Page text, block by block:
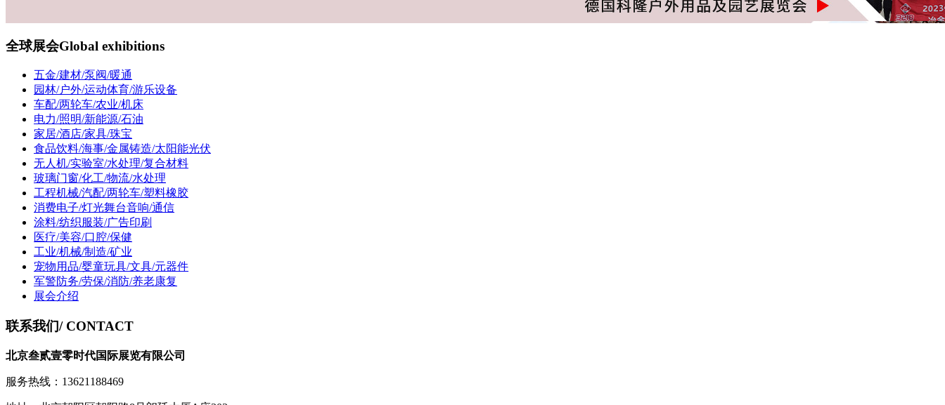
全球展会Global exhibitions
五金/建材/泵阀/暖通
园林/户外/运动体育/游乐设备
车配/两轮车/农业/机床
电力/照明/新能源/石油
家居/酒店/家具/珠宝
食品饮料/海事/金属铸造/太阳能光伏
无人机/实验室/水处理/复合材料
玻璃门窗/化工/物流/水处理
工程机械/汽配/两轮车/塑料橡胶
消费电子/灯光舞台音响/通信
涂料/纺织服装/广告印刷
医疗/美容/口腔/保健
工业/机械/制造/矿业
宠物用品/婴童玩具/文具/元器件
军警防务/劳保/消防/养老康复
展会介绍
联系我们/ CONTACT
北京叁贰壹零时代国际展览有限公司
服务热线：13621188469